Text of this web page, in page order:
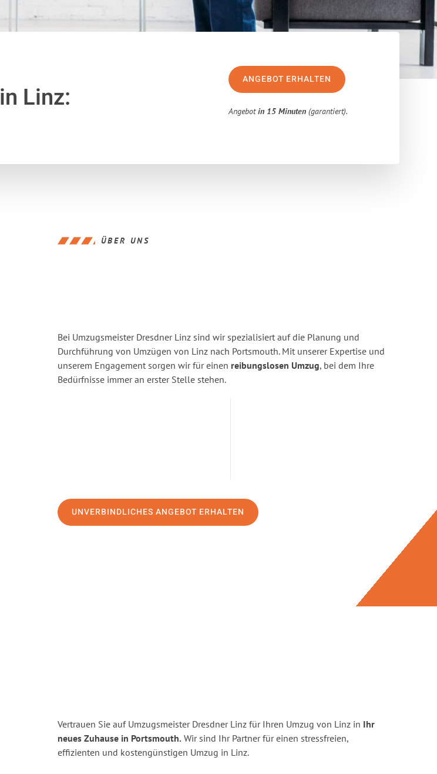
in Linz:
ANGEBOT ERHALTEN
Angebotin 15 Minuten (garantiert).
ÜBER UNS
Bei Umzugsmeister Dresdner Linz sind wir spezialisiert auf die Planung und
Durchführung von Umzügen von Linz nach Portsmouth. Mit unserer Expertise und
unserem Engagement sorgen wir für einen reibungslosen Umzug, bei dem Ihre
Bedürfnisse immer an erster Stelle stehen.
UNVERBINDLICHES ANGEBOT ERHALTEN
Vertrauen Sie auf Umzugsmeister Dresdner Linz für Ihren Umzug von Linz in Ihr
neues Zuhause in Portsmouth. Wir sind Ihr Partner für einen stressfreien,
effizienten und kostengünstigen Umzug in Linz.